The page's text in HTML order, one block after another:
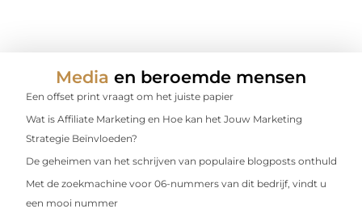
Media en beroemde mensen
Een offset print vraagt om het juiste papier
Wat is Affiliate Marketing en Hoe kan het Jouw Marketing
Strategie Beïnvloeden?
De geheimen van het schrijven van populaire blogposts onthuld
Met de zoekmachine voor 06-nummers van dit bedrijf, vindt u
een mooi nummer